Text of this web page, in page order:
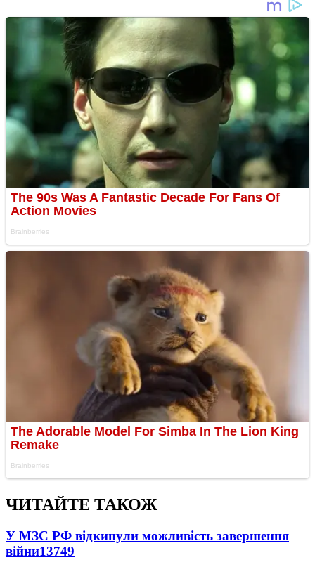
ЧИТАЙТЕ ТАКОЖ
У МЗС РФ відкинули можливість завершення
війни13749